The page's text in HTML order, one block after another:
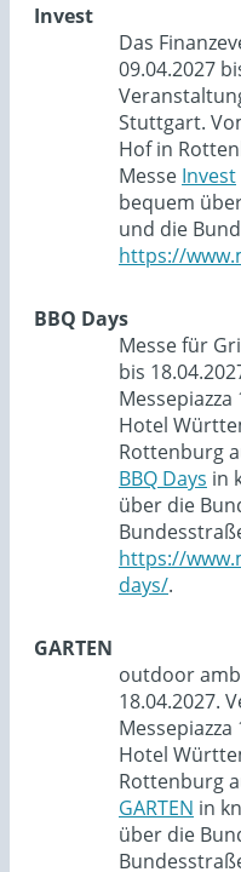
Invest
Das
09.04.2027
Stuttgart.
Hof in
Messe Invest
bequem
und die
https://
BBQ Days
Messe für
bis
Hotel
Rottenburg
BBQ Days in
über die
https://
days/.
GARTEN
outdoor
18.04.2027.
Hotel
Rottenburg
GARTEN in
über die